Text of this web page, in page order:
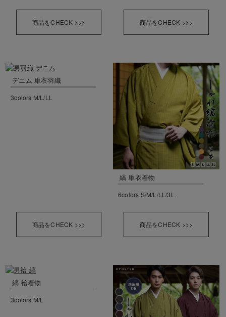
商品をCHECK >>> 商品をCHECK >>>
デニム 単衣羽織
3colors M/L/LL
商品をCHECK >>>
縞 単衣着物
6colors S/M/L/LL/3L
商品をCHECK >>>
縞 袷着物
3colors M/L